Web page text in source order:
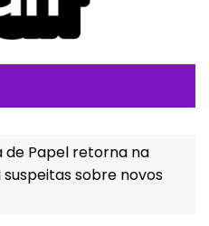
de Papel retorna na
sobre novos